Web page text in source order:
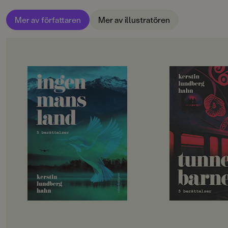
Mer av författaren Mer av illustratören
OM BOKEN
I samlingen Ingenmansland finns
fem berättelser från en tänkt
framtid. Det handlar om den
förbjudna skogen där en
häpnadsväckande upptäckt väntar,
om naturens hämnd, om en älskad
släkting som förvandlas till ett
hologram, och mycket annat.
Boken består av en längre och fyra
kortare berättelser. Vi rör oss i
samma värld som i samlingen
Tunnelbarnen, men möter här nya
huvudpersoner i andra situationer
OM BOKEN
Spänning, skräck
framtidsvisioner
högstadiet!
Elton flyr det eviga
uppleva en
gigantisk
vid livet bakom
hamnar i tunnlarna
föräldralösa
älskade hund
opålitlig klon.En
att människorna
syskon letar efter